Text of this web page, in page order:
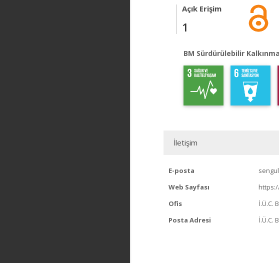
Açık Erişim
1
BM Sürdürülebilir
İletişim
E-posta
Web Sayfası
Ofis
İ.Ü.C.
Posta Adresi
İ.Ü.C.